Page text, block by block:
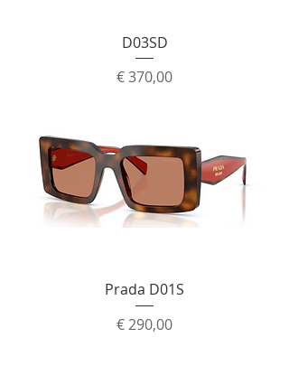
D03SD
Prijs
€ 370,00
Prada D01S
Prijs
€ 290,00